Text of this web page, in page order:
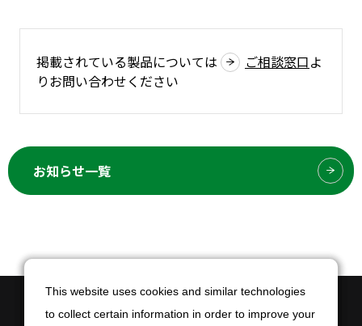
掲載されている製品については ご相談窓口よ
りお問い合わせください
お知らせ一覧
This website uses cookies and similar technologies
to collect certain information in order to improve your
This website uses cookies and similar technologies
to collect certain information in order to improve your